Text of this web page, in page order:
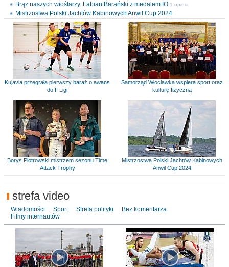
Brąz naszych wioślarzy. Fabian Barański z medalem IO 1 opinia
Mistrzostwa Polski Jachtów Kabinowych Anwil Cup 2024
Kujavia przegrała pierwszy baraż o awans
do II Ligi
Samorząd Włocławka wspiera sport oraz
kulturę fizyczną
Borys Piotrowski mistrzem sezonu Time
Attack Trophy
Mistrzostwa Polski Jachtów Kabinowych
Anwil Cup 2024
strefa video
Wiadomości Sport Strefa polityki
Bez komentarza
Filmy internautów